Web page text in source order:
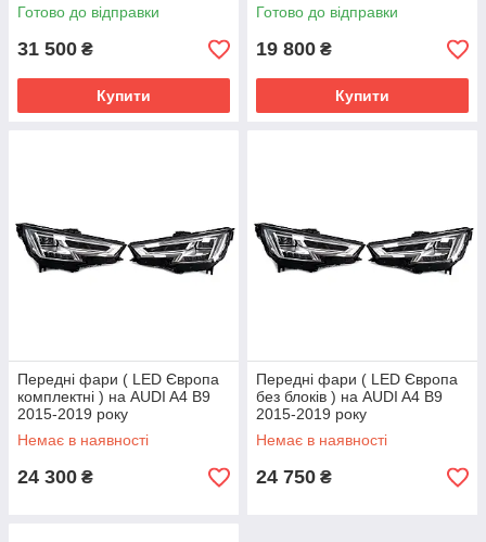
Готово до відправки
31 500 ₴
Купити
Готово до відправки
19 800 ₴
Купити
Передні фари ( LED Європа
комплектні ) на AUDI A4 B9
2015-2019 року
Немає в наявності
24 300 ₴
Передні фари ( LED Європа
без блоків ) на AUDI A4 B9
2015-2019 року
Немає в наявності
24 750 ₴